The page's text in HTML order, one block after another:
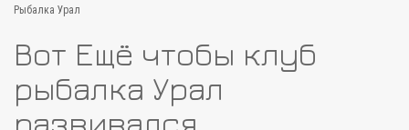
Рыбалка Урал
Вот Ещё чтобы клуб
рыбалка Урал